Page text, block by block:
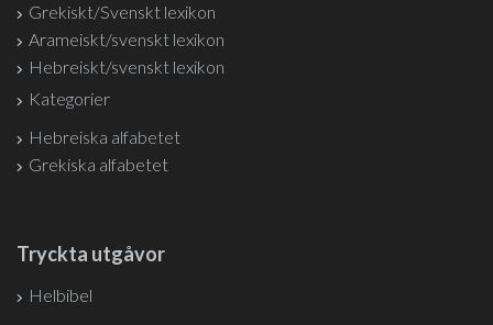
Grekiskt/Svenskt lexikon
Arameiskt/svenskt lexikon
Hebreiskt/svenskt lexikon
Kategorier
Hebreiska alfabetet
Grekiska alfabetet
Tryckta utgåvor
Helbibel